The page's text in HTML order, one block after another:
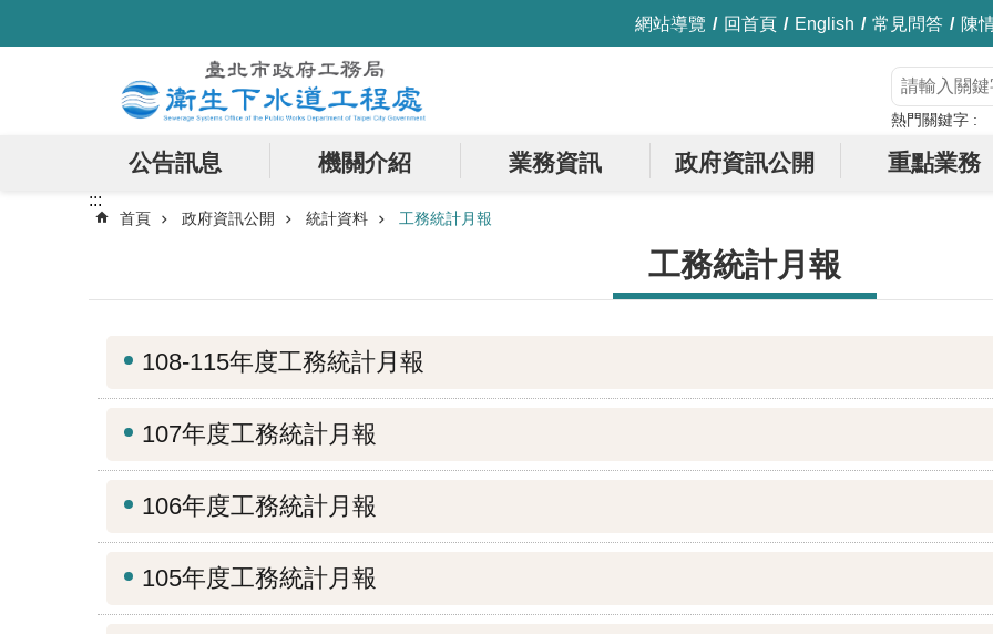
網站導覽 回首頁 English 常見問答 陳
熱門關鍵字
公告訊息 機關介紹 業務資訊 政府資訊公開 重點業務
:::
首頁 政府資訊公開 統計資料 工務統計月報
工務統計月報
108-115年度工務統計月報
107年度工務統計月報
106年度工務統計月報
105年度工務統計月報